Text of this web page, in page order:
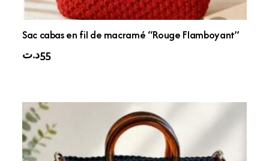
Sac cabas en fil de macramé “Rouge Flamboyant”
55د.ت